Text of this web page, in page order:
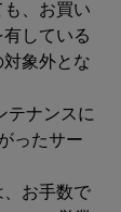
、お買い
している
象外とな
テナンスに
ったサー
、お手数で